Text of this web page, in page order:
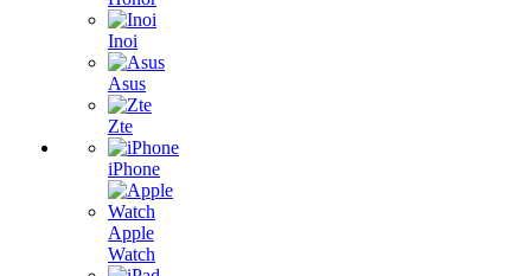
Inoi
Asus
Zte
iPhone
Apple
Watch